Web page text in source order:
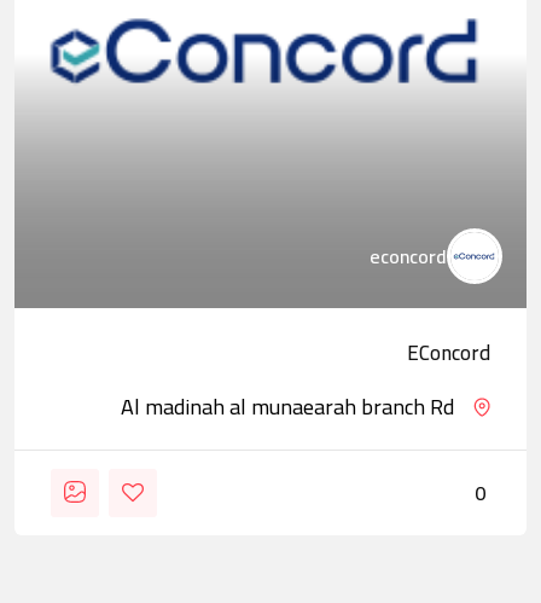
econcord
EConcord
Al madinah al munaearah branch Rd
0